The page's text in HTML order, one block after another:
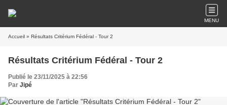
MENU
Accueil » Résultats Critérium Fédéral - Tour 2
Résultats Critérium Fédéral - Tour 2
Publié le 23/11/2025 à 22:56
Par Jipé